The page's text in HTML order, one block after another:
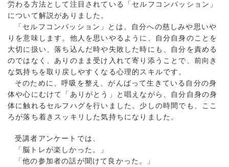
労わる方法として注目されている「セルフコンパッション」
について解説がありました。
「セルフコンパッション」とは、自分への慈しみや思いや
りを意味します。他人を思いやるように、自分自身のことを
大切に扱い、落ち込んだ時や失敗した時にも、自分を責める
のではなく、ありのまま受け入れて寄り添うことで、前向き
な気持ちを取り戻しやすくなる心理的スキルです。
そのために、呼吸を整え、がんばって生きている自分の身
体や心にむけて「ありがとう」と唱えながら、自分自身の身
体に触れるセルフハグを行いました。少しの時間でも、ここ
ろが落ち着きスッキリした気持ちになりました。
受講者アンケートでは、
「脳トレが楽しかった。」
「他の参加者の話が聞けて良かった。」